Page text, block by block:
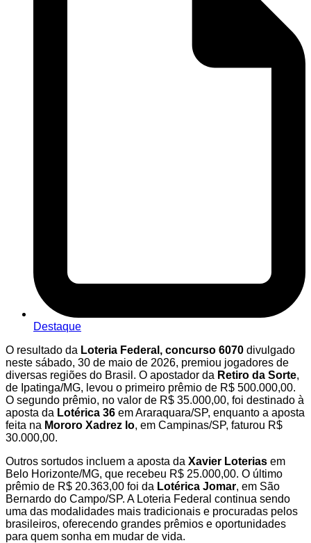
Destaque
O resultado da Loteria Federal, concurso 6070 divulgado
neste sábado, 30 de maio de 2026, premiou jogadores de
diversas regiões do Brasil. O apostador da Retiro da Sorte,
de Ipatinga/MG, levou o primeiro prêmio de R$ 500.000,00.
O segundo prêmio, no valor de R$ 35.000,00, foi destinado à
aposta da Lotérica 36 em Araraquara/SP, enquanto a aposta
feita na Mororo Xadrez lo, em Campinas/SP, faturou R$
30.000,00.
Outros sortudos incluem a aposta da Xavier Loterias em
Belo Horizonte/MG, que recebeu R$ 25.000,00. O último
prêmio de R$ 20.363,00 foi da Lotérica Jomar, em São
Bernardo do Campo/SP. A Loteria Federal continua sendo
uma das modalidades mais tradicionais e procuradas pelos
brasileiros, oferecendo grandes prêmios e oportunidades
para quem sonha em mudar de vida.